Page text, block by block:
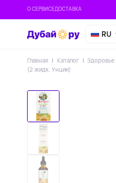
О СЕРВИСЕДОСТАВКА
RU
Главная Каталог Здоровье
(2 жидк. Унции)